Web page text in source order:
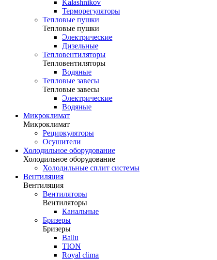
Kalashnikov
Терморегуляторы
Тепловые пушки
Тепловые пушки
Электрические
Дизельные
Тепловентиляторы
Тепловентиляторы
Водяные
Тепловые завесы
Тепловые завесы
Электрические
Водяные
Микроклимат
Микроклимат
Рециркуляторы
Осушители
Холодильное оборудование
Холодильное оборудование
Холодильные сплит системы
Вентиляция
Вентиляция
Вентиляторы
Вентиляторы
Канальные
Бризеры
Бризеры
Ballu
TION
Royal clima